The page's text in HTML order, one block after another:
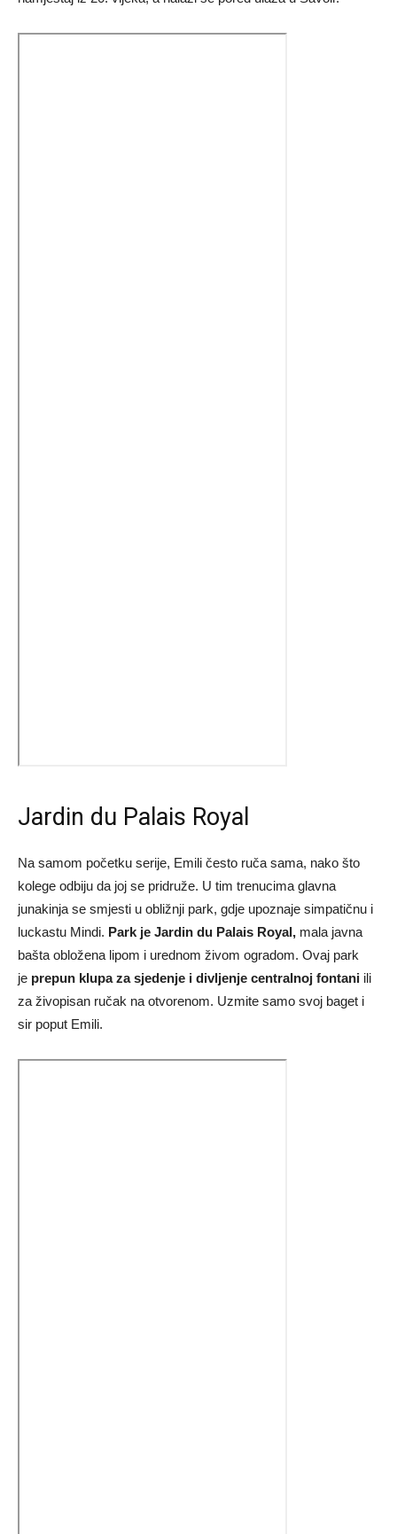
Jardin du Palais Royal
Na samom početku serije, Emili često ruča sama, nako što
kolege odbiju da joj se pridruže. U tim trenucima glavna
junakinja se smjesti u obližnji park, gdje upoznaje simpatičnu i
luckastu Mindi. Park je Jardin du Palais Royal, mala javna
bašta obložena lipom i urednom živom ogradom. Ovaj park
je prepun klupa za sjedenje i divljenje centralnoj fontani ili
za živopisan ručak na otvorenom. Uzmite samo svoj baget i
sir poput Emili.